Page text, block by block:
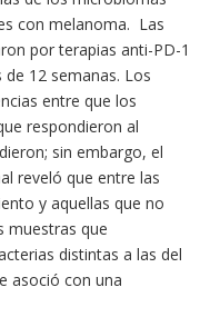
con melanoma. Las
por terapias anti-PD-1
12 semanas. Los
entre que los
respondieron al
sin embargo, el
reveló que entre las
y aquellas que no
muestras que
distintas a las del
asoció con una